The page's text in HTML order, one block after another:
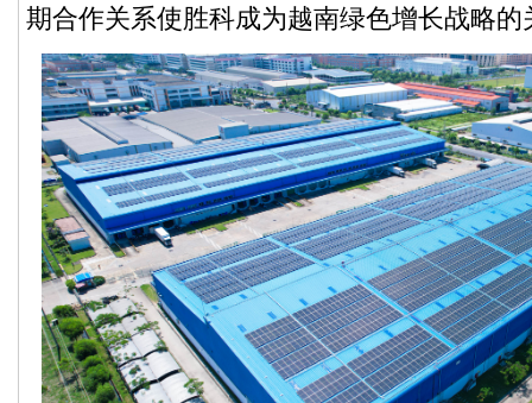
期合作关系使胜科成为越南绿色增长战略的